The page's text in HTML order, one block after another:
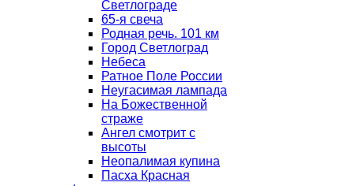
Светлограде
65-я свеча
Родная речь. 101 км
Город Светлоград
Небеса
Ратное Поле России
Неугасимая лампада
На Божественной
страже
Ангел смотрит с
высоты
Неопалимая купина
Пасха Красная